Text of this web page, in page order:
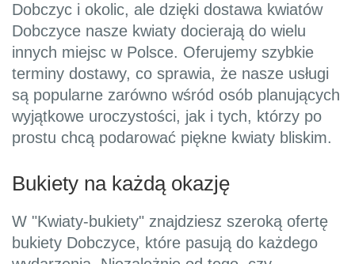
Dobczyc i okolic, ale dzięki dostawa kwiatów
Dobczyce nasze kwiaty docierają do wielu
innych miejsc w Polsce. Oferujemy szybkie
terminy dostawy, co sprawia, że nasze usługi
są popularne zarówno wśród osób planujących
wyjątkowe uroczystości, jak i tych, którzy po
prostu chcą podarować piękne kwiaty bliskim.
Bukiety na każdą okazję
W "Kwiaty-bukiety" znajdziesz szeroką ofertę
bukiety Dobczyce, które pasują do każdego